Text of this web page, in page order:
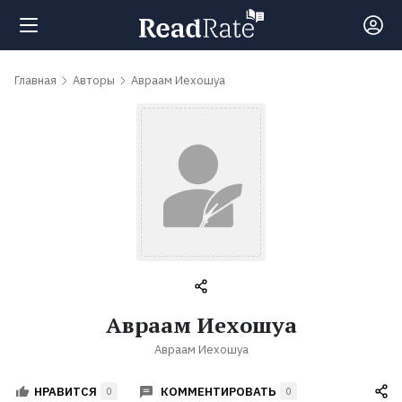
Поиск
обсуждаемые
Главная Авторы Авраам Иехошуа
Авраам Иехошуа
Авраам Иехошуа
НРАВИТСЯ 0 КОММЕНТИРОВАТЬ 0